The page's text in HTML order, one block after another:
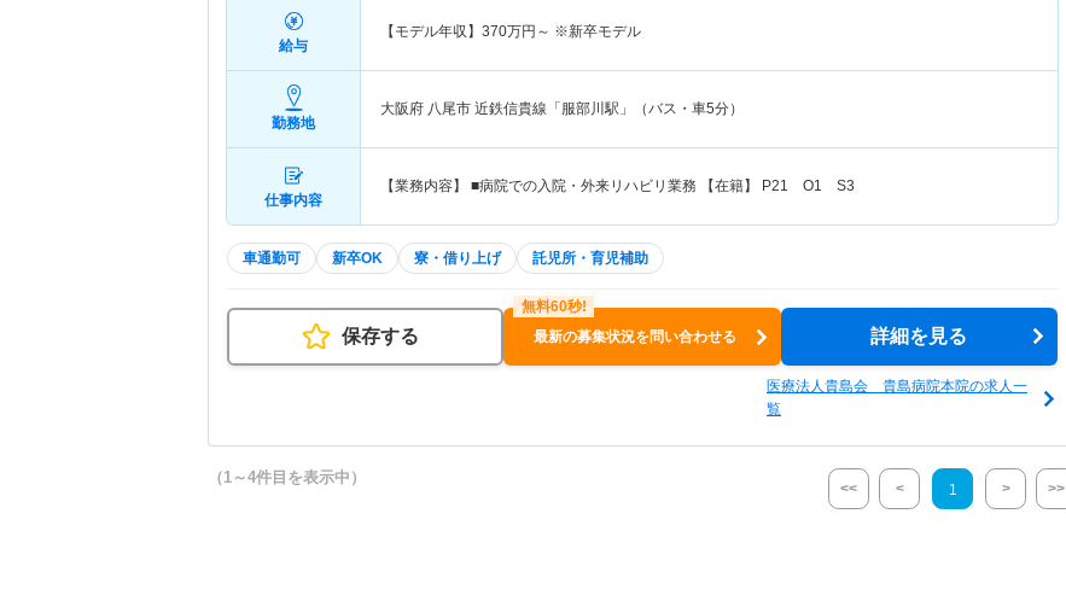
給与
【モデル年収】 370万円～ ※新卒モデル
勤務地
大阪府 八尾市 近鉄信貴線「服部川駅」（バス・車5分）
仕事内容
【業務内容】 ■病院での入院・外来リハビリ業務 【在籍】 P21 O1 S3
車通勤可 新卒OK 寮・借り上げ 託児所・育児補助
保存する 最新の募集状況を問い合わせる 詳細を見る
医療法人貴島会 貴島病院本院の求人一
覧
（1～4件目を表示中）
<< < 1 > >>